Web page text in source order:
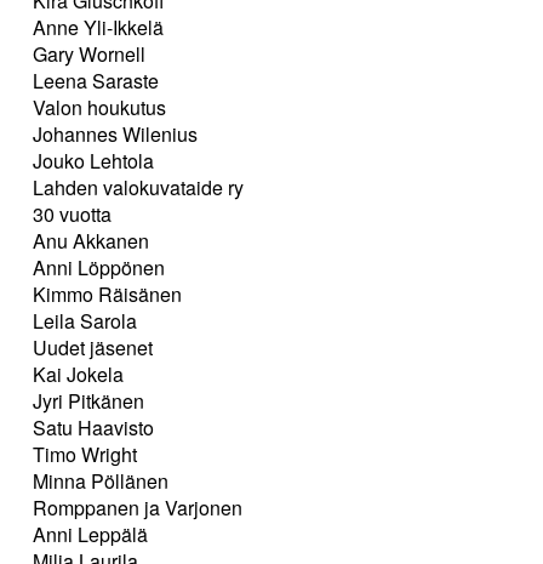
Anne Yli-Ikkelä
Gary Wornell
Leena Saraste
Valon houkutus
Johannes Wilenius
Jouko Lehtola
Lahden valokuvataide ry
30 vuotta
Anu Akkanen
Anni Löppönen
Kimmo Räisänen
Leila Sarola
Uudet jäsenet
Kai Jokela
Jyri Pitkänen
Satu Haavisto
Timo Wright
Minna Pöllänen
Romppanen ja Varjonen
Anni Leppälä